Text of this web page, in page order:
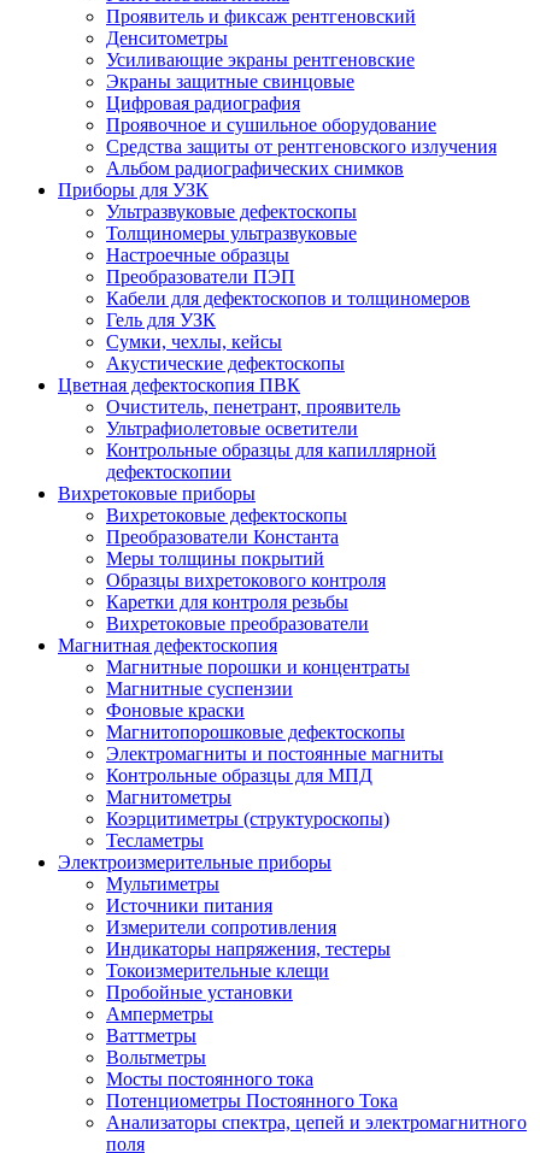
Проявитель и фиксаж рентгеновский
Денситометры
Усиливающие экраны рентгеновские
Экраны защитные свинцовые
Цифровая радиография
Проявочное и сушильное оборудование
Средства защиты от рентгеновского излучения
Альбом радиографических снимков
Приборы для УЗК
Ультразвуковые дефектоскопы
Толщиномеры ультразвуковые
Настроечные образцы
Преобразователи ПЭП
Кабели для дефектоскопов и толщиномеров
Гель для УЗК
Сумки, чехлы, кейсы
Акустические дефектоскопы
Цветная дефектоскопия ПВК
Очиститель, пенетрант, проявитель
Ультрафиолетовые осветители
Контрольные образцы для капиллярной
дефектоскопии
Вихретоковые приборы
Вихретоковые дефектоскопы
Преобразователи Константа
Меры толщины покрытий
Образцы вихретокового контроля
Каретки для контроля резьбы
Вихретоковые преобразователи
Магнитная дефектоскопия
Магнитные порошки и концентраты
Магнитные суспензии
Фоновые краски
Магнитопорошковые дефектоскопы
Электромагниты и постоянные магниты
Контрольные образцы для МПД
Магнитометры
Коэрцитиметры (структуроскопы)
Тесламетры
Электроизмерительные приборы
Мультиметры
Источники питания
Измерители сопротивления
Индикаторы напряжения, тестеры
Токоизмерительные клещи
Пробойные установки
Амперметры
Ваттметры
Вольтметры
Мосты постоянного тока
Потенциометры Постоянного Тока
Анализаторы спектра, цепей и электромагнитного
поля